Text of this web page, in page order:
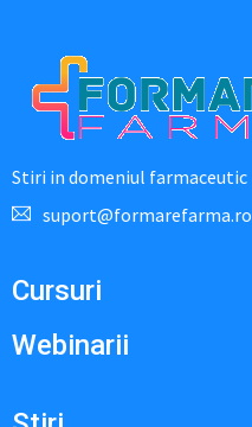
Stiri in domeniul farmaceutic
suport@formarefarma.ro
Cursuri
Webinarii